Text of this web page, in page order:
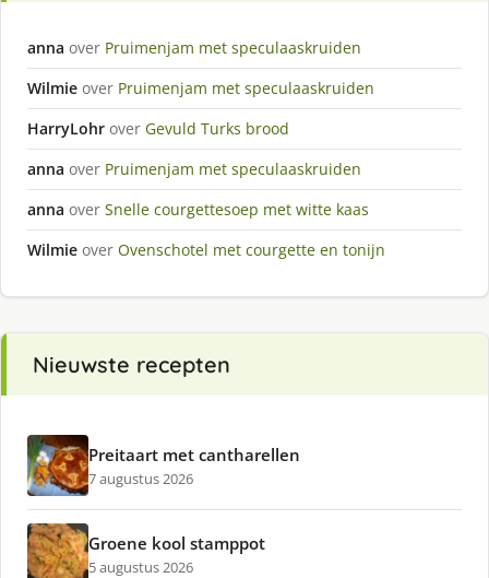
anna over Pruimenjam met speculaaskruiden
Wilmie over Pruimenjam met speculaaskruiden
HarryLohr over Gevuld Turks brood
anna over Pruimenjam met speculaaskruiden
anna over Snelle courgettesoep met witte kaas
Wilmie over Ovenschotel met courgette en tonijn
Nieuwste recepten
Preitaart met cantharellen
7 augustus 2026
Groene kool stamppot
5 augustus 2026